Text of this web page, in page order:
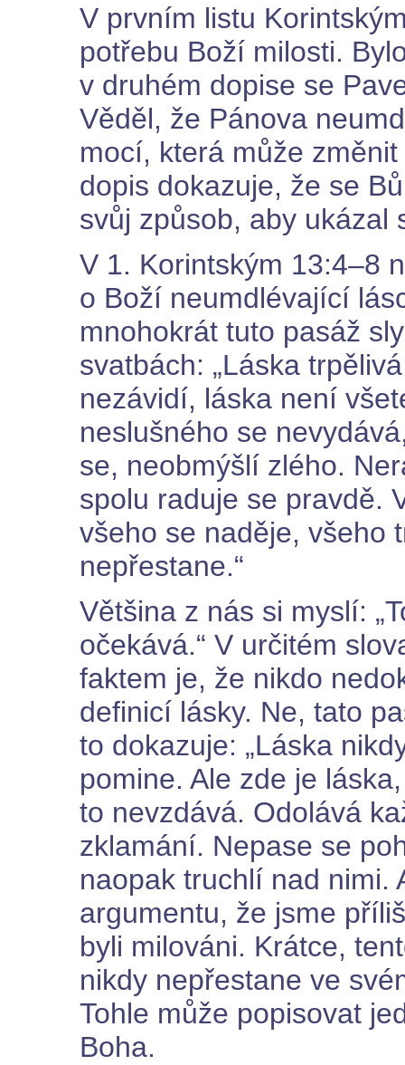
V prvním listu
potřebu Boží milosti.
v druhém dopise se
Věděl, že Pánova
mocí, která může
dopis dokazuje, že se
svůj způsob, aby ukázal
V 1. Korintským 13:4–8
o Boží neumdlévající
mnohokrát tuto pasáž
svatbách: „Láska
nezávidí, láska není
neslušného se
se, neobmýšlí zlého.
spolu raduje se pravdě.
všeho se naděje, všeho
nepřestane.“
Většina z nás si myslí:
očekává.“ V určitém
faktem je, že nikdo
definicí lásky. Ne, tato
to dokazuje: „Láska
pomine. Ale zde je
to nevzdává. Odolává
zklamání. Nepase se
naopak truchlí nad nimi.
argumentu, že jsme
byli milováni. Krátce,
nikdy nepřestane ve
Tohle může popisovat
Boha.